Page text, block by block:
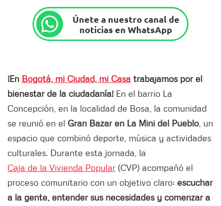
Únete a nuestro canal de
noticias en WhatsApp
¡En Bogotá, mi Ciudad, mi Casa trabajamos por el
bienestar de la ciudadanía! En el barrio La
Concepción, en la localidad de Bosa, la comunidad
se reunió en el Gran Bazar en La Mini del Pueblo , un
espacio que combinó deporte, música y actividades
culturales. Durante esta jornada, la
Caja de la Vivienda Popular (CVP) acompañó el
proceso comunitario con un objetivo claro: escuchar
a la gente, entender sus necesidades y comenzar a